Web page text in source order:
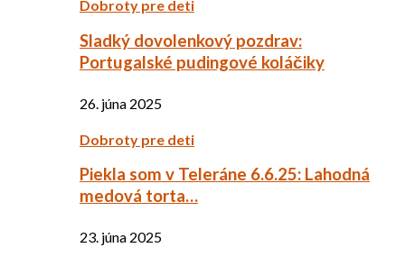
Dobroty pre deti
Sladký dovolenkový pozdrav:
Portugalské pudingové koláčiky
26. júna 2025
Dobroty pre deti
Piekla som v Teleráne 6.6.25: Lahodná
medová torta…
23. júna 2025